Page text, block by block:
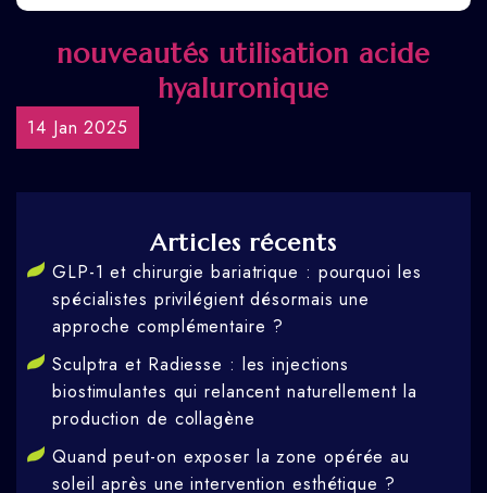
nouveautés utilisation acide
hyaluronique
14 Jan 2025
Articles récents
GLP-1 et chirurgie bariatrique : pourquoi les
spécialistes privilégient désormais une
approche complémentaire ?
Sculptra et Radiesse : les injections
biostimulantes qui relancent naturellement la
production de collagène
Quand peut-on exposer la zone opérée au
soleil après une intervention esthétique ?